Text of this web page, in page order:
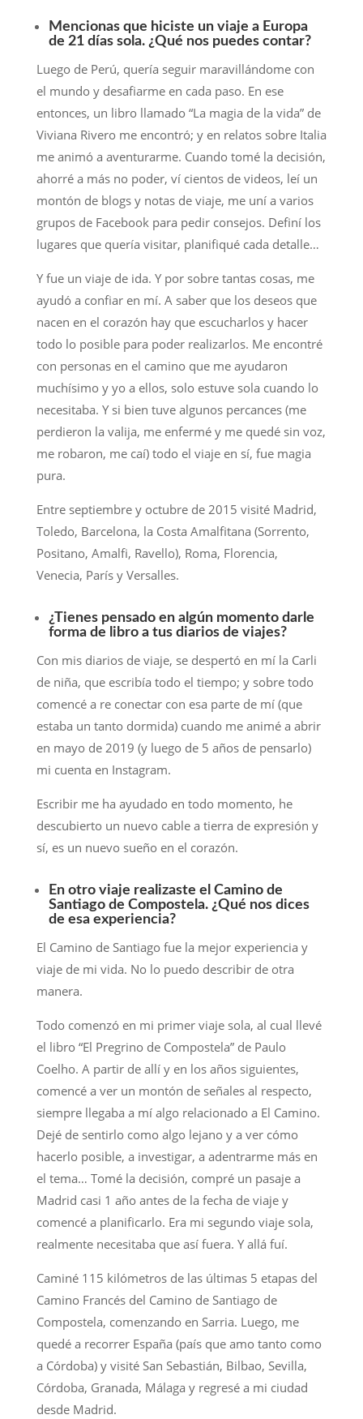
Mencionas que hiciste un viaje a Europa
de 21 días sola. ¿Qué nos puedes contar?
Luego de Perú, quería seguir maravillándome con
el mundo y desafiarme en cada paso. En ese
entonces, un libro llamado “La magia de la vida” de
Viviana Rivero me encontró; y en relatos sobre Italia
me animó a aventurarme. Cuando tomé la decisión,
ahorré a más no poder, ví cientos de videos, leí un
montón de blogs y notas de viaje, me uní a varios
grupos de Facebook para pedir consejos. Definí los
lugares que quería visitar, planifiqué cada detalle…
Y fue un viaje de ida. Y por sobre tantas cosas, me
ayudó a confiar en mí. A saber que los deseos que
nacen en el corazón hay que escucharlos y hacer
todo lo posible para poder realizarlos. Me encontré
con personas en el camino que me ayudaron
muchísimo y yo a ellos, solo estuve sola cuando lo
necesitaba. Y si bien tuve algunos percances (me
perdieron la valija, me enfermé y me quedé sin voz,
me robaron, me caí) todo el viaje en sí, fue magia
pura.
Entre septiembre y octubre de 2015 visité Madrid,
Toledo, Barcelona, la Costa Amalfitana (Sorrento,
Positano, Amalfi, Ravello), Roma, Florencia,
Venecia, París y Versalles.
¿Tienes pensado en algún momento darle
forma de libro a tus diarios de viajes?
Con mis diarios de viaje, se despertó en mí la Carli
de niña, que escribía todo el tiempo; y sobre todo
comencé a re conectar con esa parte de mí (que
estaba un tanto dormida) cuando me animé a abrir
en mayo de 2019 (y luego de 5 años de pensarlo)
mi cuenta en Instagram.
Escribir me ha ayudado en todo momento, he
descubierto un nuevo cable a tierra de expresión y
sí, es un nuevo sueño en el corazón.
En otro viaje realizaste el Camino de
Santiago de Compostela. ¿Qué nos dices
de esa experiencia?
El Camino de Santiago fue la mejor experiencia y
viaje de mi vida. No lo puedo describir de otra
manera.
Todo comenzó en mi primer viaje sola, al cual llevé
el libro “El Pregrino de Compostela” de Paulo
Coelho. A partir de allí y en los años siguientes,
comencé a ver un montón de señales al respecto,
siempre llegaba a mí algo relacionado a El Camino.
Dejé de sentirlo como algo lejano y a ver cómo
hacerlo posible, a investigar, a adentrarme más en
el tema… Tomé la decisión, compré un pasaje a
Madrid casi 1 año antes de la fecha de viaje y
comencé a planificarlo. Era mi segundo viaje sola,
realmente necesitaba que así fuera. Y allá fuí.
Caminé 115 kilómetros de las últimas 5 etapas del
Camino Francés del Camino de Santiago de
Compostela, comenzando en Sarria. Luego, me
quedé a recorrer España (país que amo tanto como
a Córdoba) y visité San Sebastián, Bilbao, Sevilla,
Córdoba, Granada, Málaga y regresé a mi ciudad
desde Madrid.